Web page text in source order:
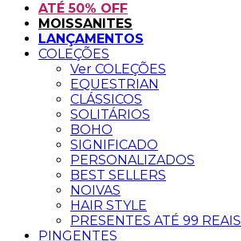
ATÉ 50% OFF
MOISSANITES
LANÇAMENTOS
COLEÇÕES
Ver COLEÇÕES
EQUESTRIAN
CLÁSSICOS
SOLITÁRIOS
BOHO
SIGNIFICADO
PERSONALIZADOS
BEST SELLERS
NOIVAS
HAIR STYLE
PRESENTES ATÉ 99 REAIS
PINGENTES